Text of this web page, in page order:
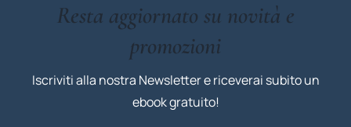
Resta aggiornato su novità e
promozioni
Iscriviti alla nostra Newsletter e riceverai subito un
ebook gratuito!